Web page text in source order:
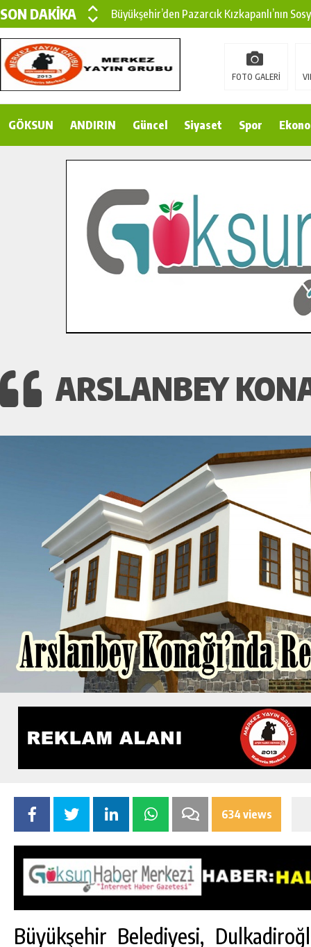
SON DAKİKA
Büyükşehir’den Pazarcık Kızkapanlı’nın
Büyükşehir’den Pazarcık Kırsalına Modern
Çin’den KSÜ’ye Uluslararası Başarı:
Gençler Pusula Maraş Kampında Yeni
İlçe Jandarma Komutanı Karakaya’dan
Bertiz’in Yeni Köprüsünde Sona Doğru.
FOTO GALERİ
GÖKSUN ANDIRIN Güncel Siyaset Spor
ARSLANBEY
634 views
Büyükşehir Belediyesi,